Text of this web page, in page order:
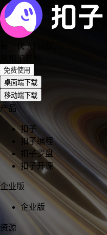
新一代 AI 团队
从扣子开始
免费使用
桌面端下载
移动端下载
产品
扣子
扣子编程
扣子罗盘
扣子开源
企业版
企业版
资源